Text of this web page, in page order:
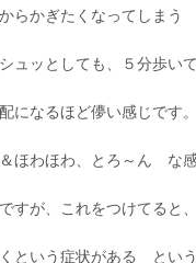
らかぎたくなってしまう
ュッとしても、５分歩い
になるほど儚い感じです。
ほわほわ、とろ～ん な
すが、これをつけてると
という症状がある とい